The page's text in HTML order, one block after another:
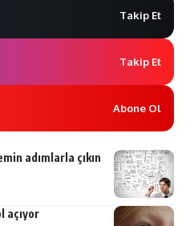
Takip Et
Takip Et
Abone Ol
adımlarla çıkın
açıyor